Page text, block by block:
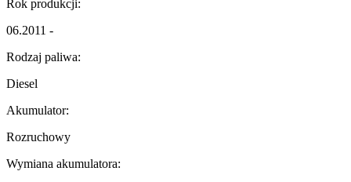
Rok produkcji:
06.2011 -
Rodzaj paliwa:
Diesel
Akumulator:
Rozruchowy
Wymiana akumulatora: